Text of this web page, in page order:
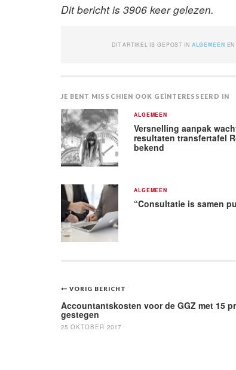
Dit bericht is 3906 keer gelezen.
DIT ARTIKEL IS GEPOST IN ALGEMEEN
JE BENT MISSCHIEN OOK GEÏNTERESSEERD IN
ALGEMEEN
Versnelling aanpak
resultaten transfertafel
bekend
ALGEMEEN
“Consultatie is samen
Bericht
navigatie
VORIG BERICHT
Accountantskosten voor de GGZ met 15
gestegen
25 OKTOBER 2017